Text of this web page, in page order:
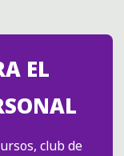
EL
club de